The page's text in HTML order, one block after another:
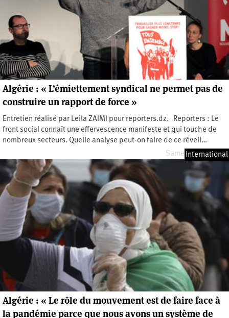
Algérie : « L’émiettement syndical ne permet pas de
construire un rapport de force »
Entretien réalisé par Leila ZAIMI pour reporters.dz. Reporters : Le
front social connaît une effervescence manifeste et qui touche de
nombreux secteurs. Quelle analyse peut-on faire de ce réveil…
Samedi 8 mai 2021
International
Algérie : « Le rôle du mouvement est de faire face à
la pandémie parce que nous avons un système de